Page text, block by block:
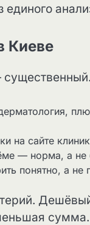
Киеве
на сайте
— норма, а не
понятно, а не